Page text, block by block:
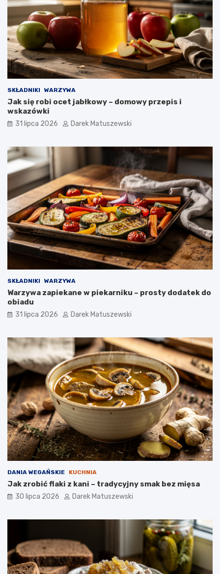
SKŁADNIKI WARZYWA
Jak się robi ocet jabłkowy – domowy przepis i
wskazówki
31 lipca 2026 Darek Matuszewski
SKŁADNIKI WARZYWA
Warzywa zapiekane w piekarniku – prosty dodatek do
obiadu
31 lipca 2026 Darek Matuszewski
DANIA WEGAŃSKIE KUCHNIA
Jak zrobić flaki z kani – tradycyjny smak bez mięsa
30 lipca 2026 Darek Matuszewski